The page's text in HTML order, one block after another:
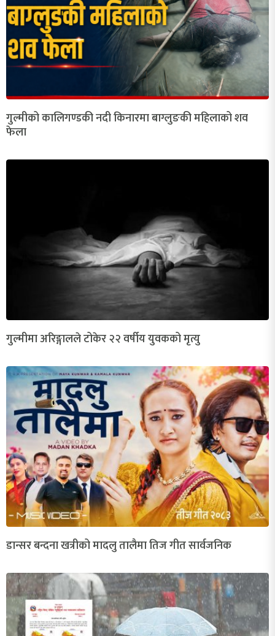
गुल्मीको कालिगण्डकी नदी किनारमा बाग्लुङकी महिलाको शव
फेला
गुल्मीमा अरिङ्गालले टोकेर २२ वर्षीय युवकको मृत्यु
डान्सर बन्दना खत्रीको मादलु तालैमा तिज गीत सार्वजनिक